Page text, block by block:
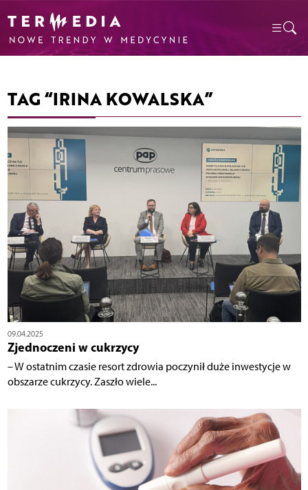
TAG “IRINA KOWALSKA”
09.04.2025
Zjednoczeni w cukrzycy
– W ostatnim czasie resort zdrowia poczynił duże inwestycje w
obszarze cukrzycy. Zaszło wiele...